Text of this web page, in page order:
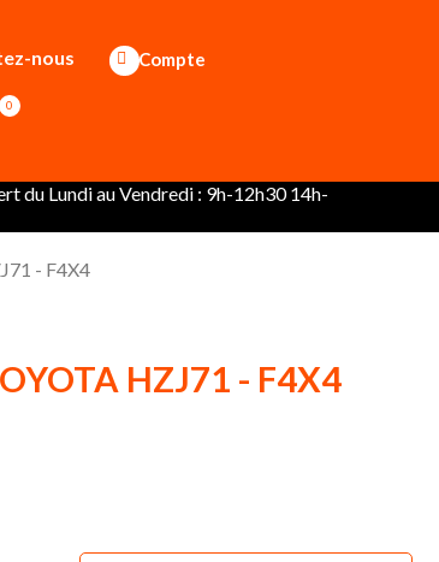
nous Compte
0
du Lundi au Vendredi : 9h-12h30 14h-
- F4X4
HZJ71 - F4X4